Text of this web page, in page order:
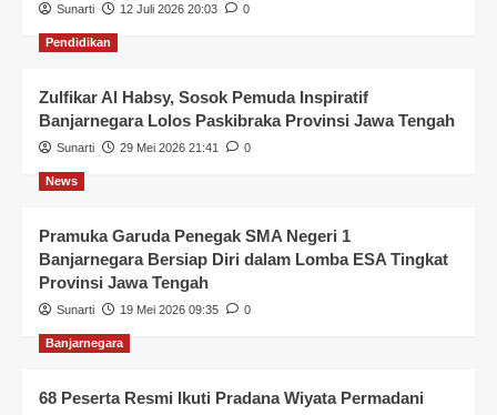
Sunarti 12 Juli 2026 20:03 0
Pendidikan
Zulfikar Al Habsy, Sosok Pemuda Inspiratif
Banjarnegara Lolos Paskibraka Provinsi Jawa Tengah
Sunarti 29 Mei 2026 21:41 0
News
Pramuka Garuda Penegak SMA Negeri 1
Banjarnegara Bersiap Diri dalam Lomba ESA Tingkat
Provinsi Jawa Tengah
Sunarti 19 Mei 2026 09:35 0
Banjarnegara
68 Peserta Resmi Ikuti Pradana Wiyata Permadani